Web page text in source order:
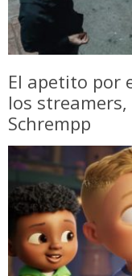
El apetito por
los
Schrempp